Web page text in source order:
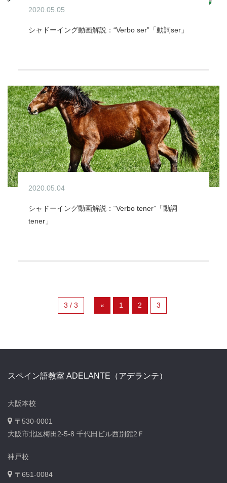
2020.05.05
シャドーイング動画解説：“Verbo ser”「動詞ser」
2020.05.04
シャドーイング動画解説：“Verbo tener”「動詞
tener」
3 / 3 « 1 2 3
スペイン語教室 ADELANTE（アデランテ）
大阪本校
〒530-0001
大阪市北区梅田2-5-8 千代田ビル西別館2Ｆ
神戸校
〒651-0084